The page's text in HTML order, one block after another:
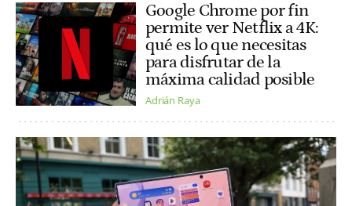
Google Chrome por fin
permite ver Netflix a 4K:
qué es lo que necesitas
para disfrutar de la
máxima calidad posible
Adrián Raya